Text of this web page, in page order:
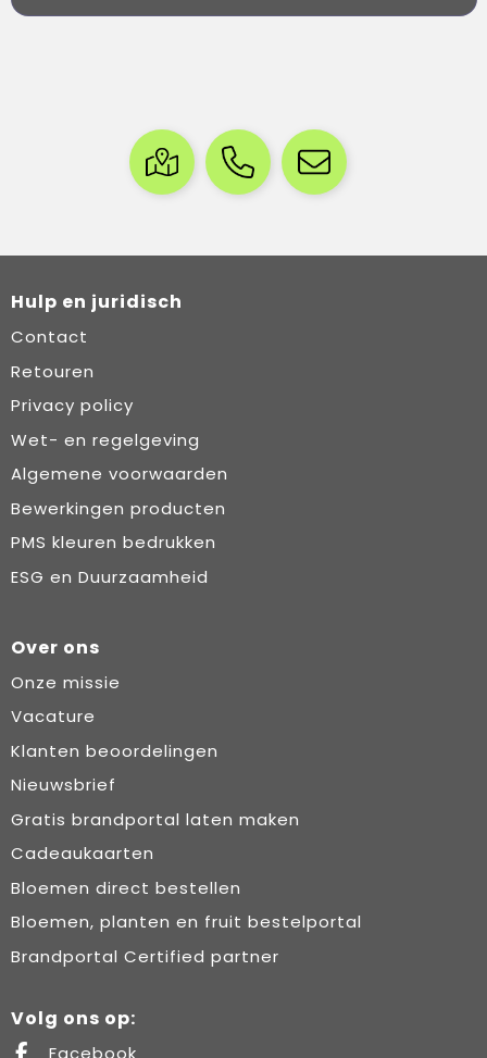
Hulp en juridisch
Contact
Retouren
Privacy policy
Wet- en regelgeving
Algemene voorwaarden
Bewerkingen producten
PMS kleuren bedrukken
ESG en Duurzaamheid
Over ons
Onze missie
Vacature
Klanten beoordelingen
Nieuwsbrief
Gratis brandportal laten maken
Cadeaukaarten
Bloemen direct bestellen
Bloemen, planten en fruit bestelportal
Brandportal Certified partner
Volg ons op:
Facebook